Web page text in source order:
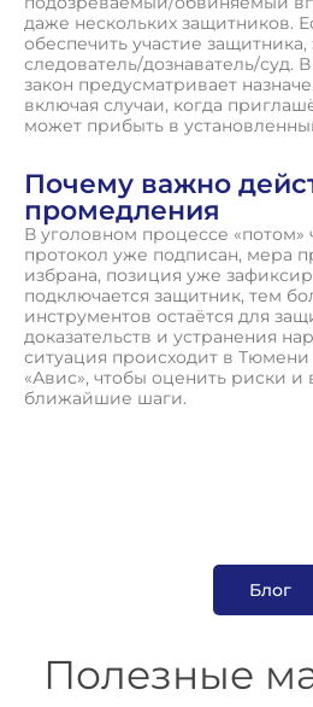
даже нескольких защитников.
обеспечить участие защитника,
следователь/дознаватель/суд.
закон предусматривает
включая случаи, когда
может прибыть в
Почему важно
промедления
В уголовном процессе «потом»
протокол уже подписан, мера
избрана, позиция уже
подключается защитник, тем
инструментов остаётся для
доказательств и устранения
ситуация происходит в
«Авис», чтобы оценить риски и
ближайшие шаги.
Блог
Полезные